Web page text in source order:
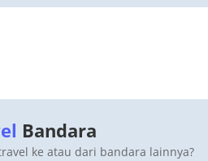
Bandara
ke atau dari bandara lainnya?